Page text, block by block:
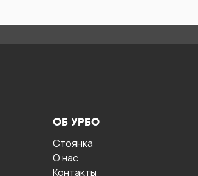
ОБ УРБО
Стоянка
О нас
Контакты